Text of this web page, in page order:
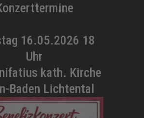
16.05.2026 18
Uhr
kath. Kirche
Baden Lichtental